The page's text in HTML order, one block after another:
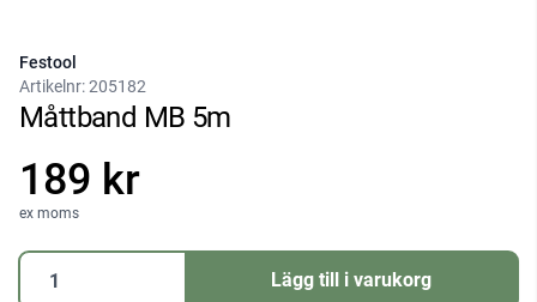
Festool
Artikelnr:205182
Måttband MB 5m
189 kr
ex moms
Måttband
Lägg till i varukorg